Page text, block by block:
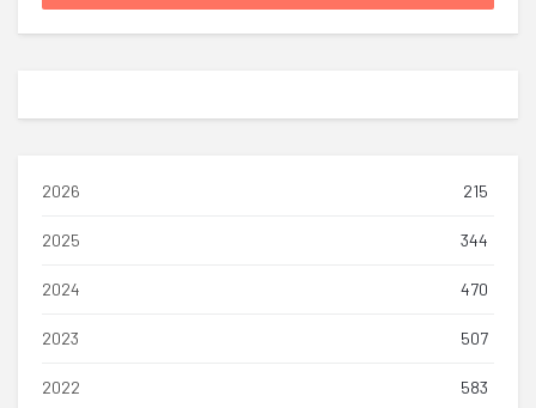
2026 215
2025 344
2024 470
2023 507
2022 583